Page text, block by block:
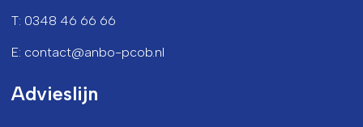
T: 0348 46 66 66
E: contact@anbo-pcob.nl
Advieslijn